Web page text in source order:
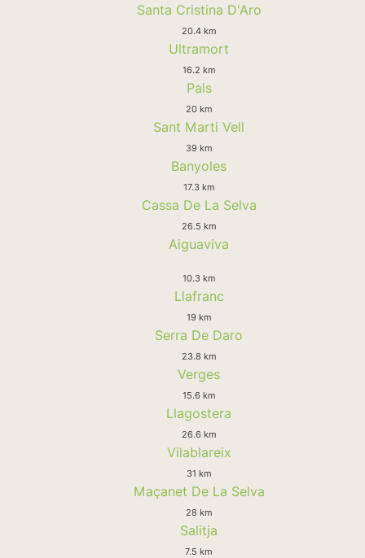
Santa Cristina D'Aro
20.4 km
Ultramort
16.2 km
Pals
20 km
Sant Marti Vell
39 km
Banyoles
17.3 km
Cassa De La Selva
26.5 km
Aiguaviva
10.3 km
Llafranc
19 km
Serra De Daro
23.8 km
Verges
15.6 km
Llagostera
26.6 km
Vilablareix
31 km
Maçanet De La Selva
28 km
Salitja
7.5 km